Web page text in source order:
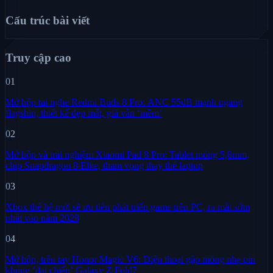
Cấu trúc bài viết
Truy cập cao
01
Mở hộp tai nghe Redmi Buds 8 Pro: ANC 55dB mạnh ngang
flagship, thiết kế đẹp mắt, giá vẫn ‘mềm’
02
Mở hộp và trải nghiệm Xiaomi Pad 8 Pro: Tablet mỏng 5,8mm,
chip Snapdragon 8 Elite, tham vọng thay thế laptop
03
Xbox thế hệ mới sẽ ưu tiên phát triển game trên PC, ra mắt sớm
nhất vào năm 2028
04
Mở hộp, trên tay Honor Magic V6: Điện thoại gập mỏng nhẹ pin
khủng ‘đại chiến’ Galaxy Z Fold7